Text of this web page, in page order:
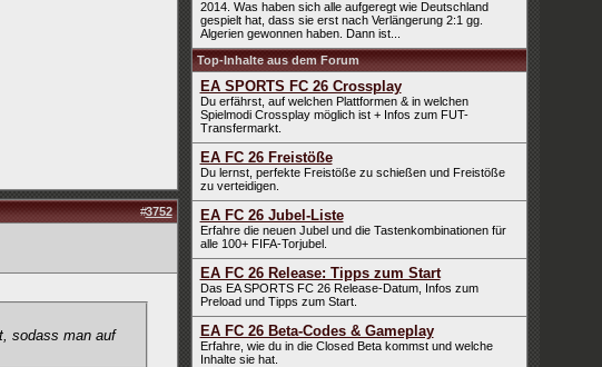
#3752
sodass man auf
2014. Was haben sich alle aufgeregt wie Deutschland
gespielt hat, dass sie erst nach Verlängerung 2:1 gg.
Algerien gewonnen haben. Dann ist...
Top-Inhalte aus dem Forum
EA SPORTS FC 26 Crossplay
Du erfährst, auf welchen Plattformen & in welchen
Spielmodi Crossplay möglich ist + Infos zum FUT-
Transfermarkt.
EA FC 26 Freistöße
Du lernst, perfekte Freistöße zu schießen und Freistöße
zu verteidigen.
EA FC 26 Jubel-Liste
Erfahre die neuen Jubel und die Tastenkombinationen für
alle 100+ FIFA-Torjubel.
EA FC 26 Release: Tipps zum Start
Das EA SPORTS FC 26 Release-Datum, Infos zum
Preload und Tipps zum Start.
EA FC 26 Beta-Codes & Gameplay
Erfahre, wie du in die Closed Beta kommst und welche
Inhalte sie hat.